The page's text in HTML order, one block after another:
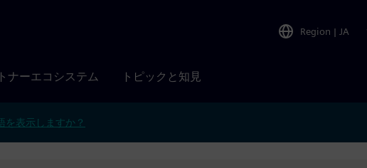
Region | JA
ナーエコシステム トピックと知見
を表示しますか？